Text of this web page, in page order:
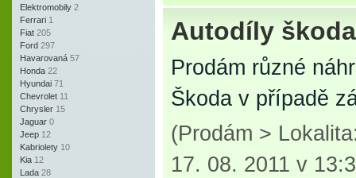
Elektromobily 2
Ferrari 1
Fiat 205
Ford 297
Havarovaná 57
Honda 22
Hyundai 71
Chevrolet 11
Chrysler 15
Jaguar 0
Jeep 12
Kabriolety 10
Kia 12
Lada 28
Autodíly škoda
Prodám různé
Škoda v případě
(Prodám >
17. 08. 2011 v